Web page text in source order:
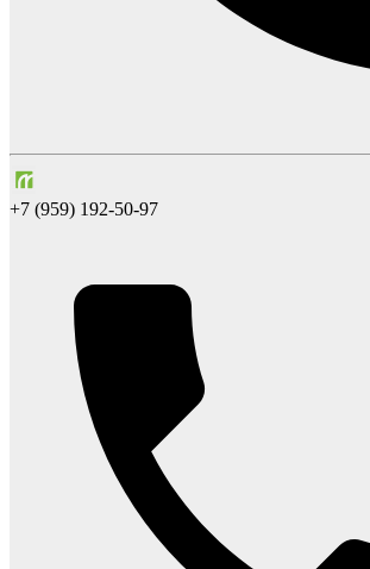
+7 (959) 192-50-97